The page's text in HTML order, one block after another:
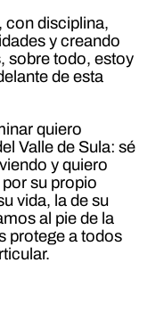
con disciplina,
y creando
sobre todo, estoy
de esta
quiero
Valle de Sula: sé
y quiero
su propio
vida, la de su
al pie de la
protege a todos